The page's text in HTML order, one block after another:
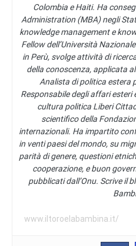
Colombia e Haiti. Ha
Administration (MBA) negli
knowledge management e
Fellow dell’Università
in Perù, svolge attività di
della conoscenza, applicata
Analista di politica estera
Responsabile degli affari esteri
cultura politica Liberi
scientifico della
internazionali. Ha impartito
in venti paesi del mondo, su
parità di genere, questioni
cooperazione, e buon
pubblicati dall’Onu. Scrive il
www.iltoroelabambina.it/